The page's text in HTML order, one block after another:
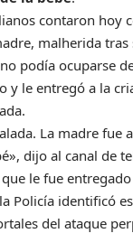
contaron hoy
malherida tras
podía ocuparse
y le entregó a la
La madre fue
dijo al canal de
le fue
Policía identificó
del ataque